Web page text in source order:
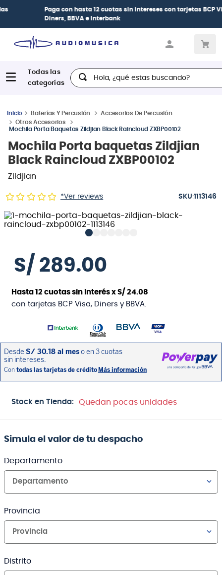
Paga conhasta 12 cuotas sin intereses con tarjetasBCP Visa,
Diners, BBVA e Interbank
Hola, ¿qué estas buscando?
Baterías Y Percusión
Accesorios De Percusión
Otros Accesorios
Mochila Porta Baquetas Zildjian Black Raincloud ZXBP00102
Mochila Porta baquetas Zildjian
Black Raincloud ZXBP00102
Zildjian
*Ver reviews :1113146
S/ 289.00
Hasta12 cuotas sin interés xS/ 24.08
con tarjetas BCP Visa, Diners y BBVA.
Stock en Tienda: Quedan pocas unidades
Simula el valor de tu despacho
Departamento
Departamento
Provincia
Provincia
Distrito